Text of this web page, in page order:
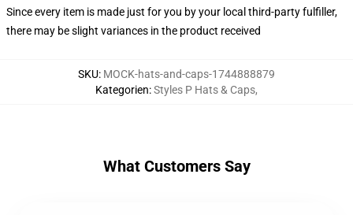
Since every item is made just for you by your local third-party fulfiller,
there may be slight variances in the product received
SKU: MOCK-hats-and-caps-1744888879
Kategorien:Styles P Hats & Caps,
What Customers Say